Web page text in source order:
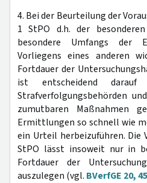
4. Bei der Beurteilung der
1 StPO d.h. der
besondere Umfangs der
Vorliegens eines anderen
Fortdauer der
ist entscheidend
Strafverfolgungsbehörden
zumutbaren Maßnahmen
Ermittlungen so schnell wie
ein Urteil herbeizuführen. Die
StPO lässt insoweit nur in
Fortdauer der
auszulegen (vgl. BVerfGE 20, 45